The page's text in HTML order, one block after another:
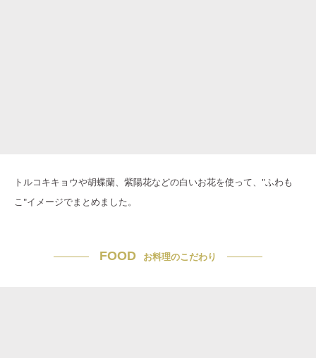
トルコキキョウや胡蝶蘭、紫陽花などの白いお花を使って、"ふわも
こ"イメージでまとめました。
FOOD お料理のこだわり